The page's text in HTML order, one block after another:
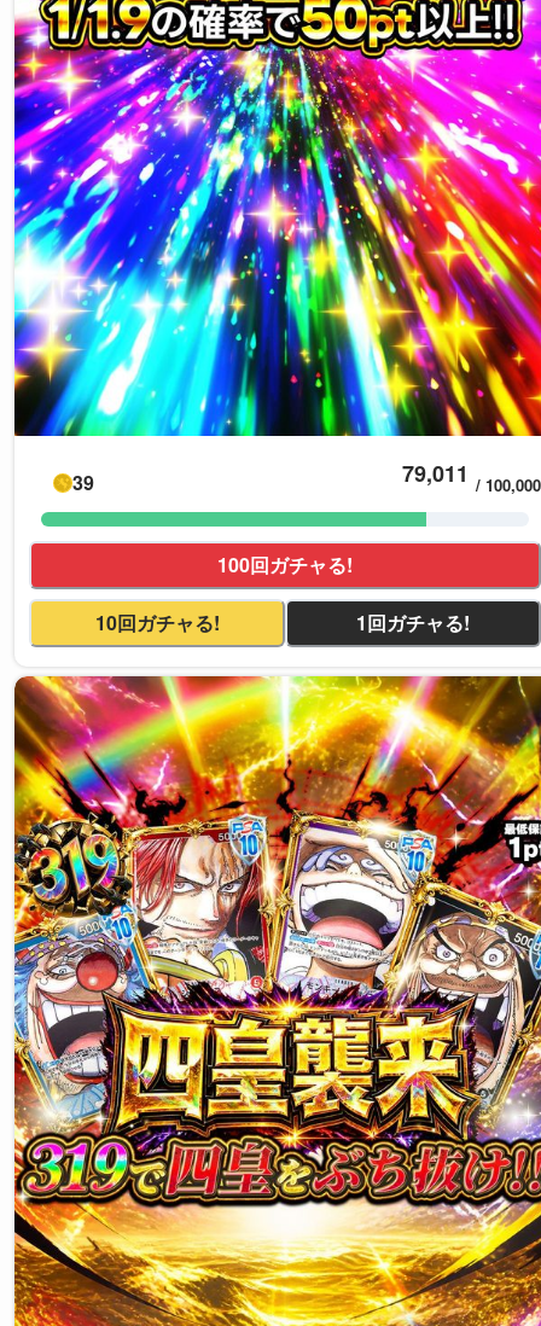
39 79,011 / 100,000
100回ガチャる!
10回ガチャる! 1回ガチャる!